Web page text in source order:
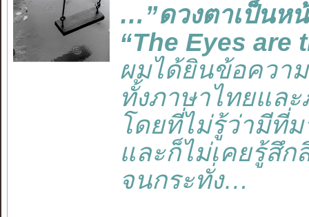
…”ดวงตาเป็นห
“The Eyes are
ผมได้ยินข้อควา
ทั้งภาษาไทยแล
โดยที่ไม่รู้ว่ามีที่
และก็ไม่เคยรู้สึ
จนกระทั่ง…